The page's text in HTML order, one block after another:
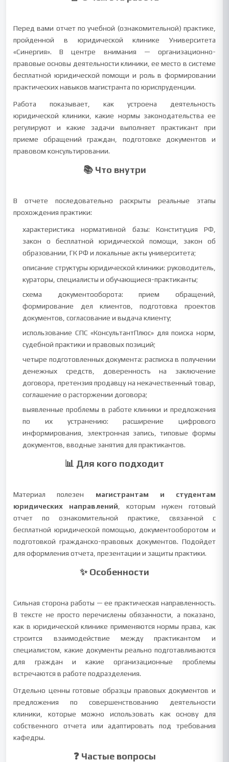
Перед вами отчет по учебной (ознакомительной) практике,
пройденной в юридической клинике Университета
«Синергия». В центре внимания — организационно-
правовые основы деятельности клиники, ее место в системе
бесплатной юридической помощи и роль в формировании
практических навыков магистранта по юриспруденции.
Работа показывает, как устроена деятельность
юридической клиники, какие нормы законодательства ее
регулируют и какие задачи выполняет практикант при
приеме обращений граждан, подготовке документов и
правовом консультировании.
📚 Что внутри
В отчете последовательно раскрыты реальные этапы
прохождения практики:
характеристика нормативной базы: Конституция РФ,
закон о бесплатной юридической помощи, закон об
образовании, ГК РФ и локальные акты университета;
описание структуры юридической клиники: руководитель,
кураторы, специалисты и обучающиеся-практиканты;
схема документооборота: прием обращений,
формирование дел клиентов, подготовка проектов
документов, согласование и выдача клиенту;
использование СПС «КонсультантПлюс» для поиска норм,
судебной практики и правовых позиций;
четыре подготовленных документа: расписка в получении
денежных средств, доверенность на заключение
договора, претензия продавцу на некачественный товар,
соглашение о расторжении договора;
выявленные проблемы в работе клиники и предложения
по их устранению: расширение цифрового
информирования, электронная запись, типовые формы
документов, вводные занятия для практикантов.
📊 Для кого подходит
Материал полезен магистрантам и студентам
юридических направлений , которым нужен готовый
отчет по ознакомительной практике, связанной с
бесплатной юридической помощью, документооборотом и
подготовкой гражданско-правовых документов. Подойдет
для оформления отчета, презентации и защиты практики.
✨ Особенности
Сильная сторона работы — ее практическая направленность.
В тексте не просто перечислены обязанности, а показано,
как в юридической клинике применяются нормы права, как
строится взаимодействие между практикантом и
специалистом, какие документы реально подготавливаются
для граждан и какие организационные проблемы
встречаются в работе подразделения.
Отдельно ценны готовые образцы правовых документов и
предложения по совершенствованию деятельности
клиники, которые можно использовать как основу для
собственного отчета или адаптировать под требования
кафедры.
❓ Частые вопросы